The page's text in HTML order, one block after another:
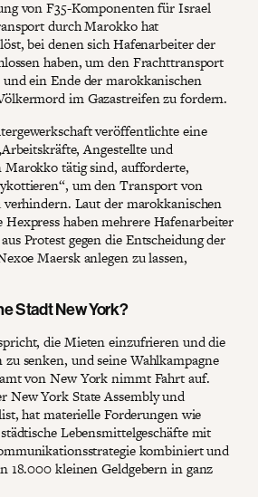
von F35-Komponenten für Israel
durch Marokko hat
bei denen sich Hafenarbeiter der
haben, um den Frachttransport
ein Ende der marokkanischen
im Gazastreifen zu fordern.
veröffentlichte eine
Angestellte und
tätig sind, aufforderte,
um den Transport von
Laut der marokkanischen
haben mehrere Hafenarbeiter
Protest gegen die Entscheidung der
Maersk anlegen zu lassen,
Stadt New York?
die Mieten einzufrieren und die
senken, und seine Wahlkampagne
von New York nimmt Fahrt auf.
New York State Assembly und
hat materielle Forderungen wie
Lebensmittelgeschäfte mit
kombiniert und
18.000 kleinen Geldgebern in ganz